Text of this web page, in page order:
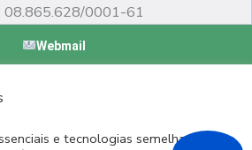
08.865.628/0001-61
Webmail
e tecnologias semelhantes de